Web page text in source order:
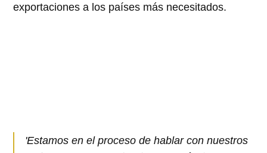
exportaciones a los países más necesitados.
'Estamos en el proceso de hablar con nuestros